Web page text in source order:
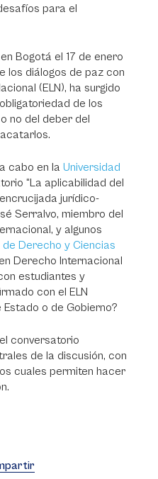
para el
Bogotá el 17 de enero
los diálogos de paz con
(ELN), ha surgido
de los
no del deber del
cabo en la Universidad
“La aplicabilidad del
jurídico-
Serralvo, miembro del
y algunos
de Derecho y Ciencias
Derecho Internacional
estudiantes y
con el ELN
o de Gobierno?
conversatorio
de la discusión, con
cuales permiten hacer